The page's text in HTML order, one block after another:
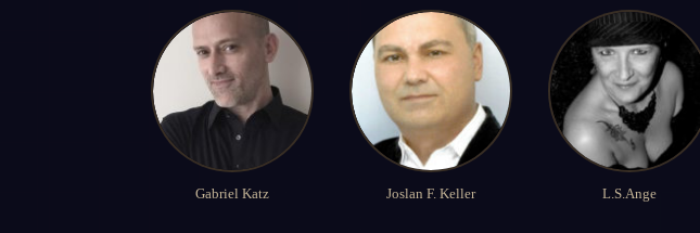
Gabriel Katz Joslan F. Keller L.S.Ange